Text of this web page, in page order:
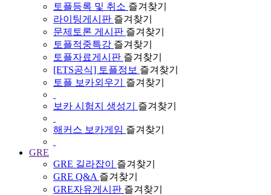
토플등록 및 취소 즐겨찾기
라이팅게시판 즐겨찾기
문제토론 게시판 즐겨찾기
토플적중특강 즐겨찾기
토플자료게시판 즐겨찾기
[ETS공식] 토플정보 즐겨찾기
토플 보카외우기
즐겨찾기
보카 시험지 생성기 즐겨찾기
해커스 보카게임 즐겨찾기
GRE
GRE 길라잡이
즐겨찾기
GRE Q&A 즐겨찾기
GRE자유게시판 즐겨찾기